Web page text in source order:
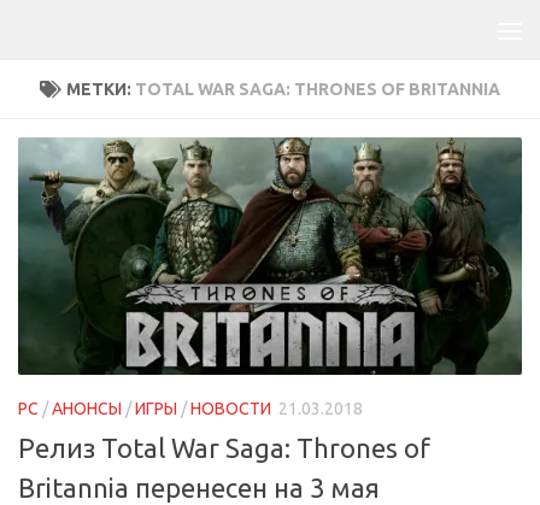
МЕТКИ: TOTAL WAR SAGA: THRONES OF BRITANNIA
PC /АНОНСЫ /ИГРЫ /НОВОСТИ 21.03.2018
Релиз Total War Saga: Thrones of
Britannia перенесен на 3 мая